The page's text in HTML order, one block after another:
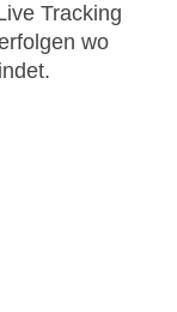
Tracking
wo